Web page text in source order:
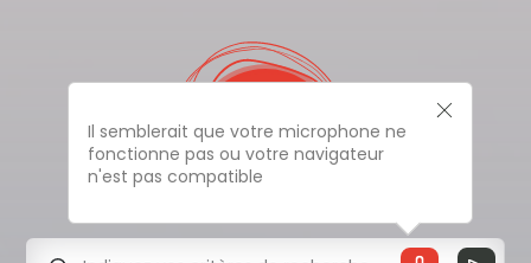
Il semblerait que votre microphone ne
fonctionne pas ou votre navigateur
n'est pas compatible